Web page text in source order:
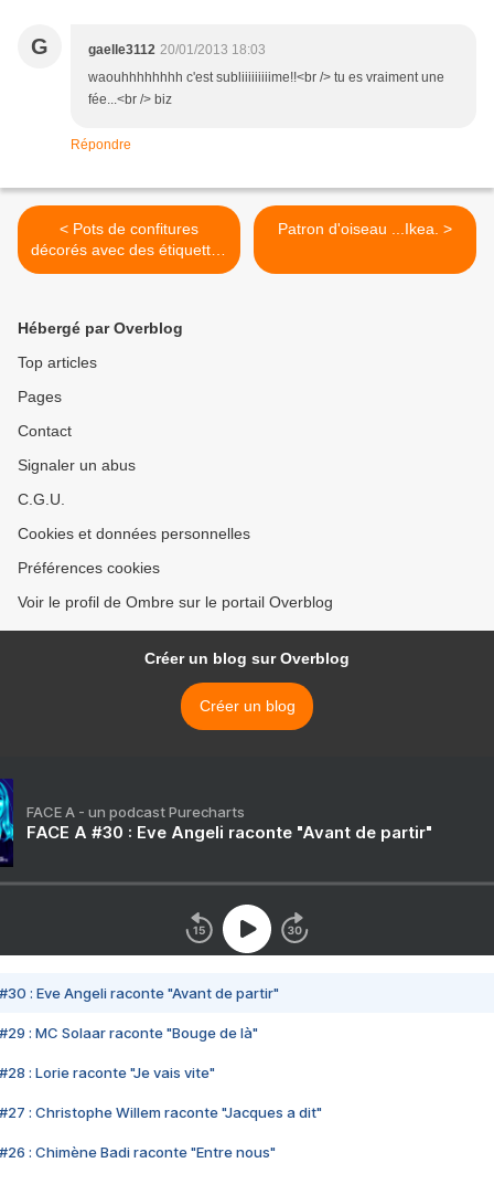
G gaelle3112 20/01/2013 18:03
waouhhhhhhhh c'est subliiiiiiiiime!!<br /> tu es vraiment une
fée...<br /> biz
Répondre
< Pots de confitures
décorés avec des étiquettes
rétro.
Patron d'oiseau ...Ikea. >
Hébergé par Overblog
Top articles
Pages
Contact
Signaler un abus
C.G.U.
Cookies et données personnelles
Préférences cookies
Voir le profil de Ombre sur le portail Overblog
Créer un blog sur Overblog
Créer un blog
FACE A - un podcast Purecharts
FACE A #30 : Eve Angeli raconte "Avant de partir"
#30 : Eve Angeli raconte "Avant de partir"
#29 : MC Solaar raconte "Bouge de là"
#28 : Lorie raconte "Je vais vite"
#27 : Christophe Willem raconte "Jacques a dit"
#26 : Chimène Badi raconte "Entre nous"